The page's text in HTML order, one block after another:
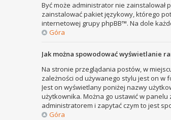
Być może administrator nie zainstalował
zainstalować pakiet językowy, którego
internetowej grupy phpBB™. Na dole
Góra
Jak można spowodować wyświetlanie
Na stronie przeglądania postów, w
zależności od używanego stylu jest on w
Jest on wyświetlany poniżej nazwy
użytkownika. Można go ustawić w
administratorem i zapytać czym to jest
Góra